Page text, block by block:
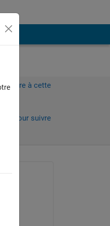
à cette
pour suivre